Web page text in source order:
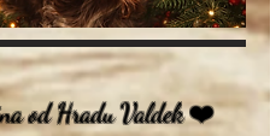
od Hradu Valdek ❤️